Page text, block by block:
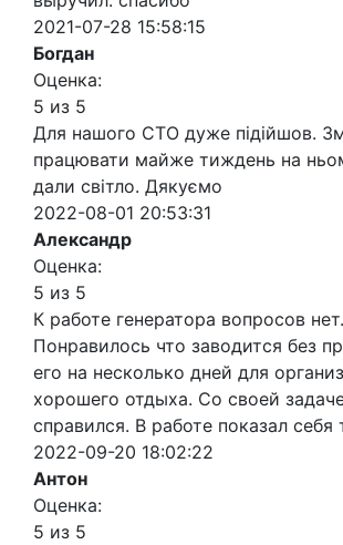
2021-07-28 15:58:15
Богдан
Оценка:
5 из 5
Для нашого СТО дуже підійшов.
працювати майже тиждень на
дали світло. Дякуємо
2022-08-01 20:53:31
Александр
Оценка:
5 из 5
К работе генератора вопросов нет.
Понравилось что заводится без
его на несколько дней для
хорошего отдыха. Со своей
справился. В работе показал себя
2022-09-20 18:02:22
Антон
Оценка:
5 из 5